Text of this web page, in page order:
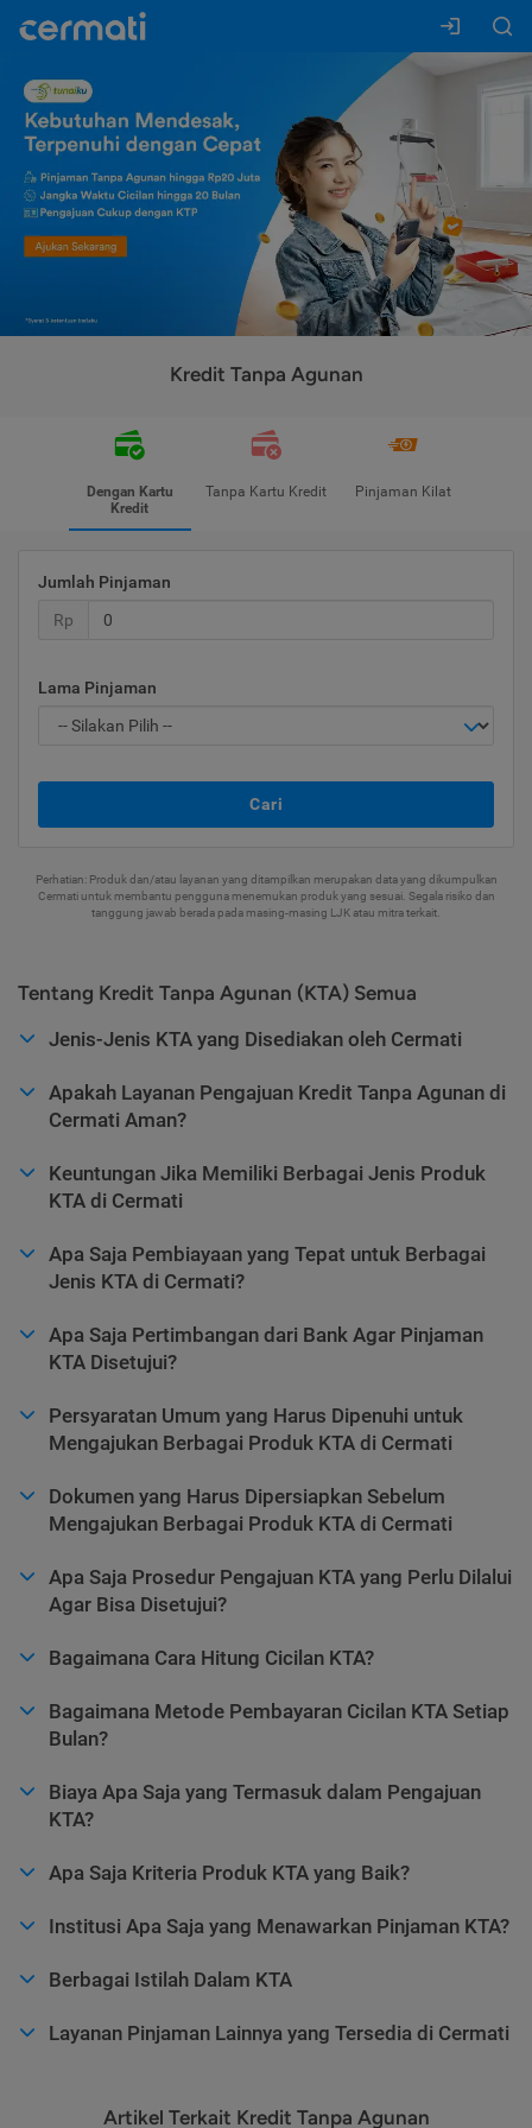
Kredit Tanpa Agunan
Dengan Kartu
Kredit
Tanpa Kartu Kredit Pinjaman Kilat
Jumlah Pinjaman
Rp
Lama Pinjaman
Cari
Perhatian: Produk dan/atau layanan yang ditampilkan merupakan data yang dikumpulkan
Cermati untuk membantu pengguna menemukan produk yang sesuai. Segala risiko dan
tanggung jawab berada pada masing-masing LJK atau mitra terkait.
Tentang Kredit Tanpa Agunan (KTA) Semua
Jenis-Jenis KTA yang Disediakan oleh Cermati
Apakah Layanan Pengajuan Kredit Tanpa Agunan di
Cermati Aman?
Keuntungan Jika Memiliki Berbagai Jenis Produk
KTA di Cermati
Apa Saja Pembiayaan yang Tepat untuk Berbagai
Jenis KTA di Cermati?
Apa Saja Pertimbangan dari Bank Agar Pinjaman
KTA Disetujui?
Persyaratan Umum yang Harus Dipenuhi untuk
Mengajukan Berbagai Produk KTA di Cermati
Dokumen yang Harus Dipersiapkan Sebelum
Mengajukan Berbagai Produk KTA di Cermati
Apa Saja Prosedur Pengajuan KTA yang Perlu Dilalui
Agar Bisa Disetujui?
Bagaimana Cara Hitung Cicilan KTA?
Bagaimana Metode Pembayaran Cicilan KTA Setiap
Bulan?
Biaya Apa Saja yang Termasuk dalam Pengajuan
KTA?
Apa Saja Kriteria Produk KTA yang Baik?
Institusi Apa Saja yang Menawarkan Pinjaman KTA?
Berbagai Istilah Dalam KTA
Layanan Pinjaman Lainnya yang Tersedia di Cermati
Artikel Terkait Kredit Tanpa Agunan